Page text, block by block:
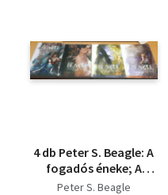
4 db Peter S. Beagle: A
fogadós éneke; A
Karakoszki varázsló;
Peter S. Beagle